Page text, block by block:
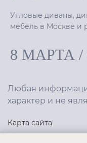
Угловые диваны,
мебель в Москве и
8 МАРТА /
Любая
характер и не
Карта сайта
Политика